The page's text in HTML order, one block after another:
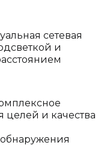
сетевая
и
и качества